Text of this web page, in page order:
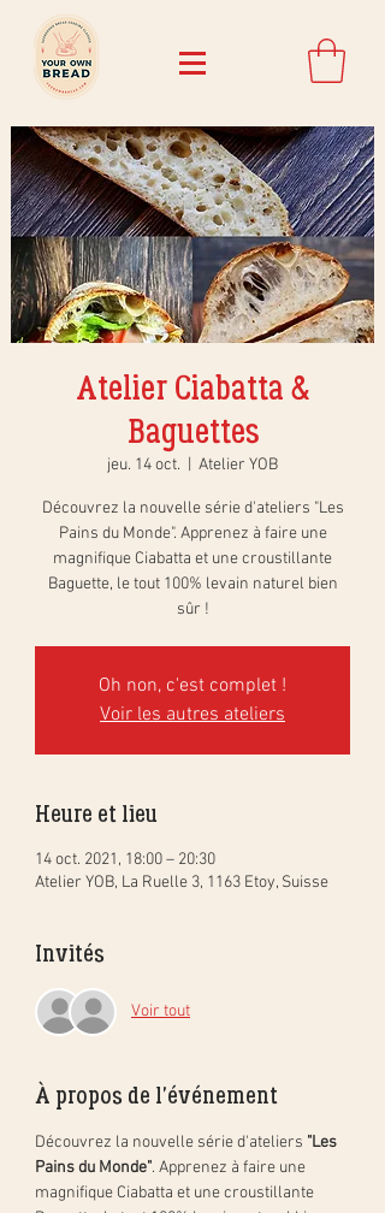
Atelier Ciabatta &
Baguettes
jeu. 14 oct. Atelier YOB
Découvrez la nouvelle série d'ateliers "Les
Pains du Monde". Apprenez à faire une
magnifique Ciabatta et une croustillante
Baguette, le tout 100% levain naturel bien
sûr !
Oh non, c'est complet !
Voir les autres ateliers
Heure et lieu
14 oct. 2021, 18:00 – 20:30
Atelier YOB, La Ruelle 3, 1163 Etoy, Suisse
Invités
Voir tout
À propos de l'événement
Découvrez la nouvelle série d'ateliers "Les
Pains du Monde". Apprenez à faire une
magnifique Ciabatta et une croustillante